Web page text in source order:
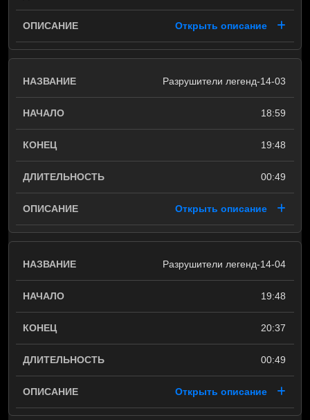
Открыть описание
Разрушители легенд-14-03
18:59
19:48
00:49
Открыть описание
Разрушители легенд-14-04
19:48
20:37
00:49
Открыть описание